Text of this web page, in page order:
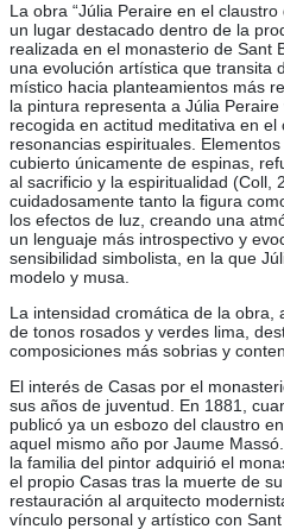
La obra “Júlia Peraire en el
un lugar destacado dentro de la
realizada en el monasterio de Sant
una evolución artística que transita
místico hacia planteamientos más
la pintura representa a Júlia
recogida en actitud meditativa en
resonancias espirituales.
cubierto únicamente de espinas,
al sacrificio y la espiritualidad (Coll,
cuidadosamente tanto la figura
los efectos de luz, creando una
un lenguaje más introspectivo y
sensibilidad simbolista, en la que
modelo y musa.
La intensidad cromática de la
de tonos rosados y verdes lima,
composiciones más sobrias y
El interés de Casas por el
sus años de juventud. En 1881,
publicó ya un esbozo del claustro
aquel mismo año por Jaume
la familia del pintor adquirió el
el propio Casas tras la muerte de
restauración al arquitecto
vínculo personal y artístico con